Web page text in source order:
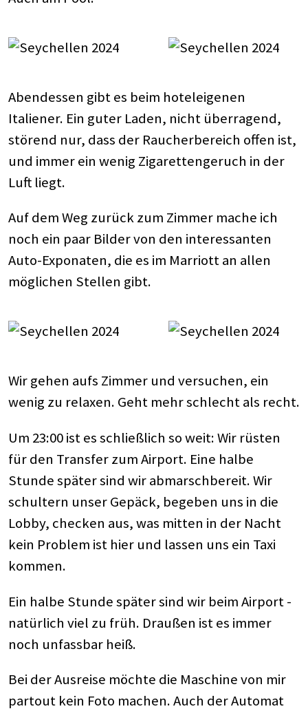
Abendessen gibt es beim hoteleigenen
Italiener. Ein guter Laden, nicht überragend,
störend nur, dass der Raucherbereich offen ist,
und immer ein wenig Zigarettengeruch in der
Luft liegt.
Auf dem Weg zurück zum Zimmer mache ich
noch ein paar Bilder von den interessanten
Auto-Exponaten, die es im Marriott an allen
möglichen Stellen gibt.
Wir gehen aufs Zimmer und versuchen, ein
wenig zu relaxen. Geht mehr schlecht als recht.
Um 23:00 ist es schließlich so weit: Wir rüsten
für den Transfer zum Airport. Eine halbe
Stunde später sind wir abmarschbereit. Wir
schultern unser Gepäck, begeben uns in die
Lobby, checken aus, was mitten in der Nacht
kein Problem ist hier und lassen uns ein Taxi
kommen.
Ein halbe Stunde später sind wir beim Airport -
natürlich viel zu früh. Draußen ist es immer
noch unfassbar heiß.
Bei der Ausreise möchte die Maschine von mir
partout kein Foto machen. Auch der Automat